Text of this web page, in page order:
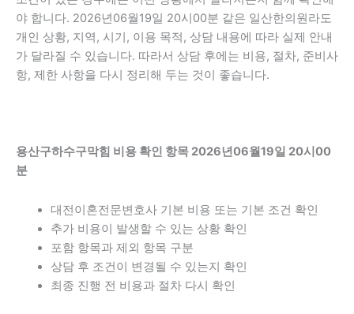
야 합니다. 2026년06월19일 20시00분 같은 일산한의원라도
개인 상황, 지역, 시기, 이용 목적, 상담 내용에 따라 실제 안내
가 달라질 수 있습니다. 따라서 상담 후에는 비용, 절차, 준비사
항, 제한 사항을 다시 정리해 두는 것이 좋습니다.
용산구하수구막힘 비용 확인 항목 2026년06월19일 20시00
분
대전이혼전문변호사 기본 비용 또는 기본 조건 확인
추가 비용이 발생할 수 있는 상황 확인
포함 항목과 제외 항목 구분
상담 후 조건이 변경될 수 있는지 확인
최종 진행 전 비용과 절차 다시 확인